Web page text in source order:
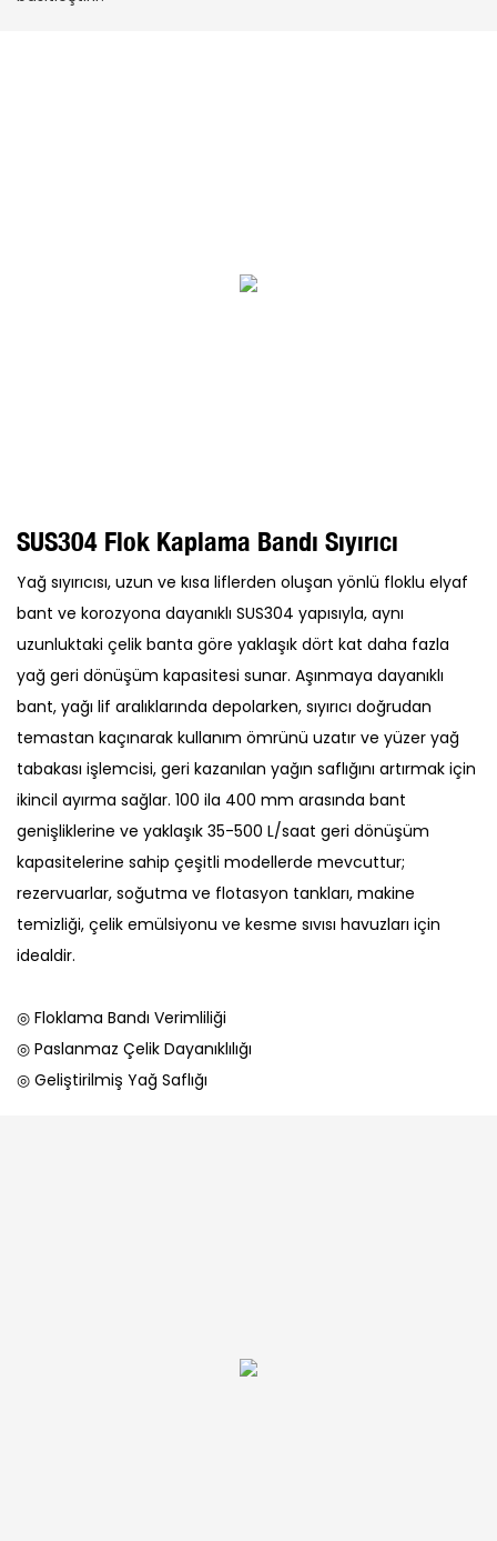
SUS304 Flok Kaplama Bandı Sıyırıcı
Yağ sıyırıcısı, uzun ve kısa liflerden oluşan yönlü floklu elyaf
bant ve korozyona dayanıklı SUS304 yapısıyla, aynı
uzunluktaki çelik banta göre yaklaşık dört kat daha fazla
yağ geri dönüşüm kapasitesi sunar. Aşınmaya dayanıklı
bant, yağı lif aralıklarında depolarken, sıyırıcı doğrudan
temastan kaçınarak kullanım ömrünü uzatır ve yüzer yağ
tabakası işlemcisi, geri kazanılan yağın saflığını artırmak için
ikincil ayırma sağlar. 100 ila 400 mm arasında bant
genişliklerine ve yaklaşık 35-500 L/saat geri dönüşüm
kapasitelerine sahip çeşitli modellerde mevcuttur;
rezervuarlar, soğutma ve flotasyon tankları, makine
temizliği, çelik emülsiyonu ve kesme sıvısı havuzları için
idealdir.
◎ Floklama Bandı Verimliliği
◎ Paslanmaz Çelik Dayanıklılığı
◎ Geliştirilmiş Yağ Saflığı